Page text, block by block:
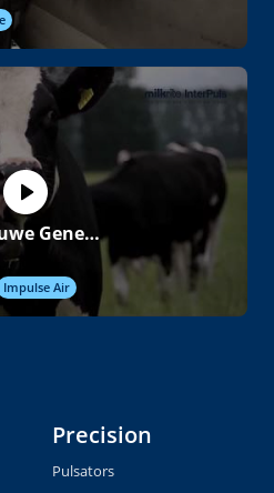
Impulse Air, de Nieuwe Generatie
Impulse Air
Precision
Pulsators